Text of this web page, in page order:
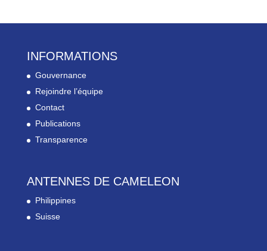
INFORMATIONS
Gouvernance
Rejoindre l’équipe
Contact
Publications
Transparence
ANTENNES DE CAMELEON
Philippines
Suisse